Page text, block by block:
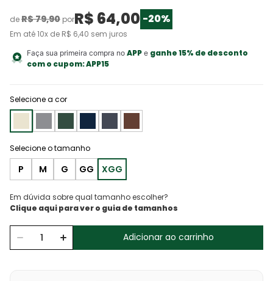
deR$79,90 porR$ 64,00 -20%
Em até10x de R$ 6,40 sem juros
Faça sua primeira compra no APPe ganhe 15% de desconto
com o cupom:APP15
Selecione a cor
P M G GG XGG
Em dúvida sobre qual tamanho escolher?
Adicionar ao carrinho